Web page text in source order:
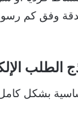
وفق كم
الطلب
بشكل